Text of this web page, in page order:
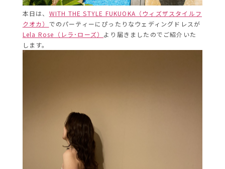
本日は、 WITH THE STYLE FUKUOKA（ウィズザスタイルフ
クオカ） でのパーティーにぴったりなウェディングドレスが
Lela Rose（レラ･ローズ） より届きましたのでご紹介いた
します。